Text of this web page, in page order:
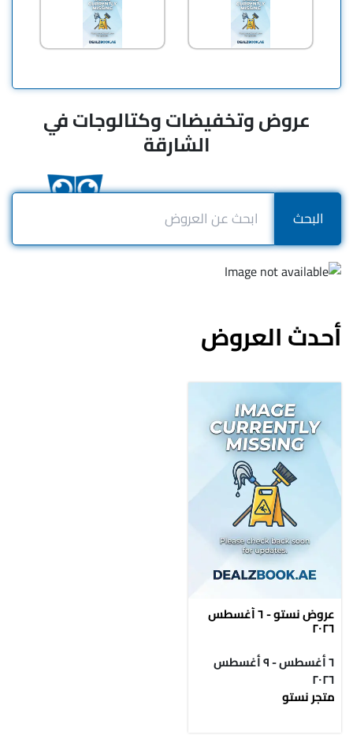
عروض وتخفيضات وكتالوجات في
الشارقة
البحث
أحدث العروض
عروض نستو - ٦ أغسطس
٢٠٢٦
٦ أغسطس - ٩ أغسطس
٢٠٢٦
متجر نستو